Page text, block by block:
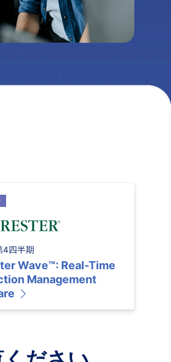
4四半期
Wave™: Real-Time
Management